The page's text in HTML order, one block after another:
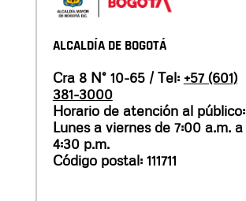
ALCALDÍA DE BOGOTÁ
Cra 8 N° 10-65 / Tel: +57 (601)
381-3000
Horario de atención al público:
Lunes a viernes de 7:00 a.m. a
4:30 p.m.
Código postal: 111711